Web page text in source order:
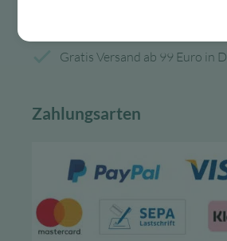
Gratis Versand ab 99 Euro in D
Zahlungsarten